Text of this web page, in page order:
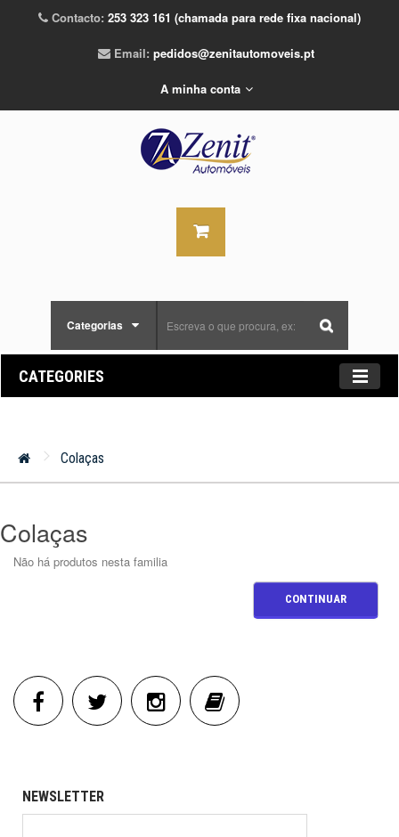
Contacto: 253 323 161 (chamada para rede fixa nacional)
Email: pedidos@zenitautomoveis.pt
A minha conta
Categorias
CATEGORIES
Colaças
Colaças
Não há produtos nesta familia
CONTINUAR
NEWSLETTER